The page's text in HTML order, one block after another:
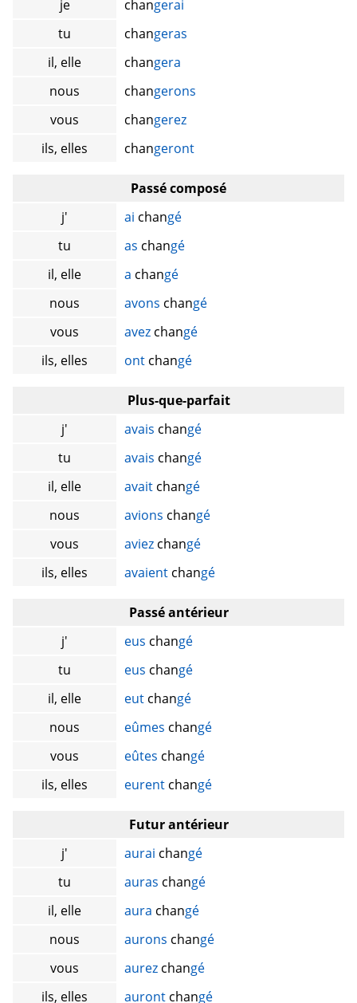
je
changerai
tu
changeras
il, elle
changera
nous
changerons
vous
changerez
ils, elles
changeront
Passé composé
j'
ai changé
tu
as changé
il, elle
a changé
nous
avons changé
vous
avez changé
ils, elles
ont changé
Plus-que-parfait
j'
avais changé
tu
avais changé
il, elle
avait changé
nous
avions changé
vous
aviez changé
ils, elles
avaient changé
Passé antérieur
j'
eus changé
tu
eus changé
il, elle
eut changé
nous
eûmes changé
vous
eûtes changé
ils, elles
eurent changé
Futur antérieur
j'
aurai changé
tu
auras changé
il, elle
aura changé
nous
aurons changé
vous
aurez changé
ils, elles
auront changé